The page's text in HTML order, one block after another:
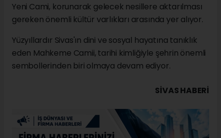
Yeni Cami, korunarak gelecek nesillere aktarılması
gereken önemli kültür varlıkları arasında yer alıyor.
Yüzyıllardır Sivas'ın dini ve sosyal hayatına tanıklık
eden Mahkeme Camii, tarihi kimliğiyle şehrin önemli
sembollerinden biri olmaya devam ediyor.
SIVAS HABERİ